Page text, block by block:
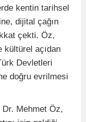
kentin tarihsel
dijital çağın
çekti. Öz,
kültürel açıdan
Devletleri
doğru evrilmesi
Dr. Mehmet Öz,